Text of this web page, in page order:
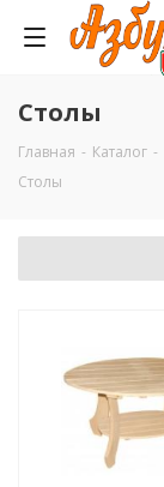
Столы
Главная - Каталог -
Столы